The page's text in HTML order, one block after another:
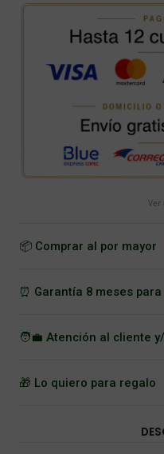
Ver
📦 Comprar al por mayor
⏰ Garantía 8 meses
🧑‍💼 Atención al cliente
🎁 Lo quiero para regalo